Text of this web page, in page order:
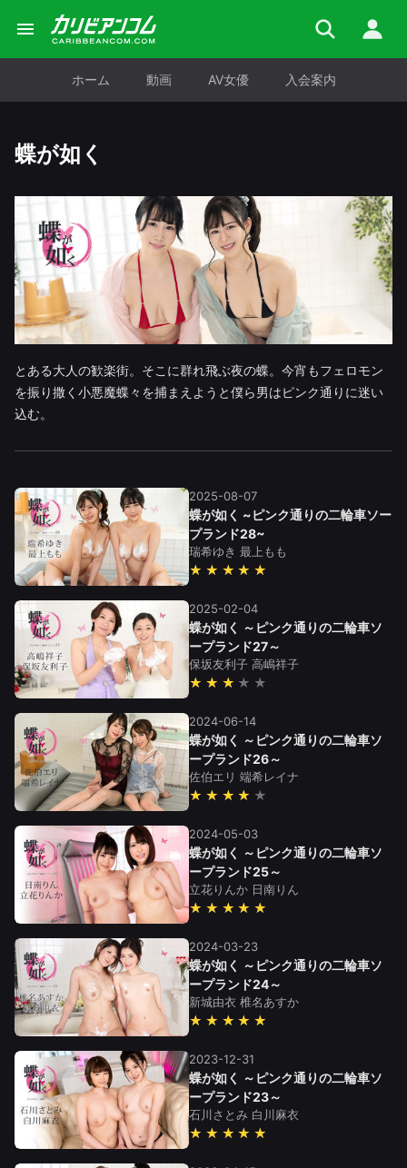
ホーム 動画 AV女優 入会案内
蝶が如く
とある大人の歓楽街。そこに群れ飛ぶ夜の蝶。今宵もフェロモン
を振り撒く小悪魔蝶々を捕まえようと僕ら男はピンク通りに迷い
込む。
2025-08-07
蝶が如く ~ピンク通りの二輪車ソー
プランド28~
瑞希ゆき 最上もも
★★★★★
2025-02-04
蝶が如く ～ピンク通りの二輪車ソ
ープランド27～
保坂友利子 高嶋祥子
★★★
2024-06-14
蝶が如く ～ピンク通りの二輪車ソ
ープランド26～
佐伯エリ 端希レイナ
★★★★
2024-05-03
蝶が如く ～ピンク通りの二輪車ソ
ープランド25～
立花りんか 日南りん
★★★★★
2024-03-23
蝶が如く ～ピンク通りの二輪車ソ
ープランド24～
新城由衣 椎名あすか
★★★★★
2023-12-31
蝶が如く ～ピンク通りの二輪車ソ
ープランド23～
石川さとみ 白川麻衣
★★★★★